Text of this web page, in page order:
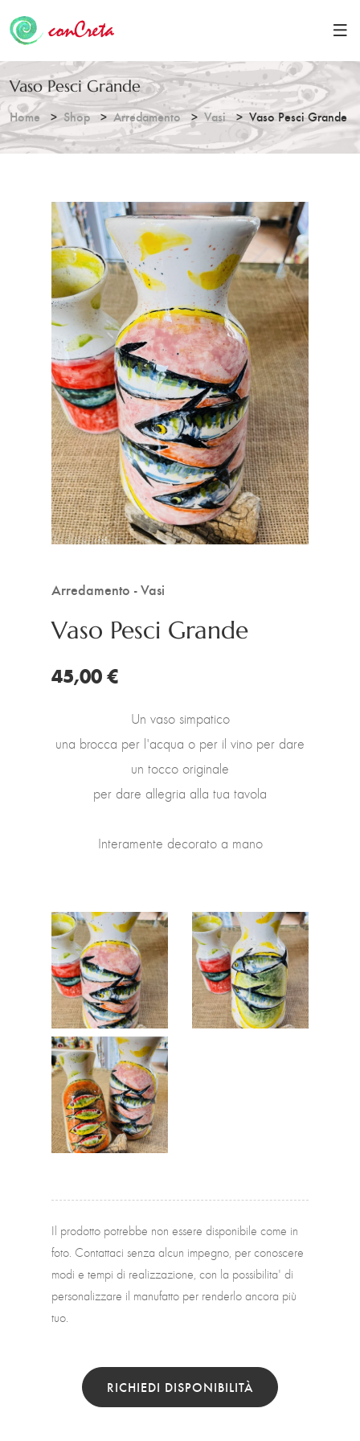
Vaso Pesci Grande
Home Shop Arredamento Vasi Vaso Pesci Grande
Arredamento - Vasi
Vaso Pesci Grande
45,00 €
Un vaso simpatico
una brocca per l'acqua o per il vino per dare
un tocco originale
per dare allegria alla tua tavola
Interamente decorato a mano
Il prodotto potrebbe non essere disponibile come in
foto. Contattaci senza alcun impegno, per conoscere
modi e tempi di realizzazione, con la possibilita' di
personalizzare il manufatto per renderlo ancora più
tuo.
RICHIEDI DISPONIBILITÀ